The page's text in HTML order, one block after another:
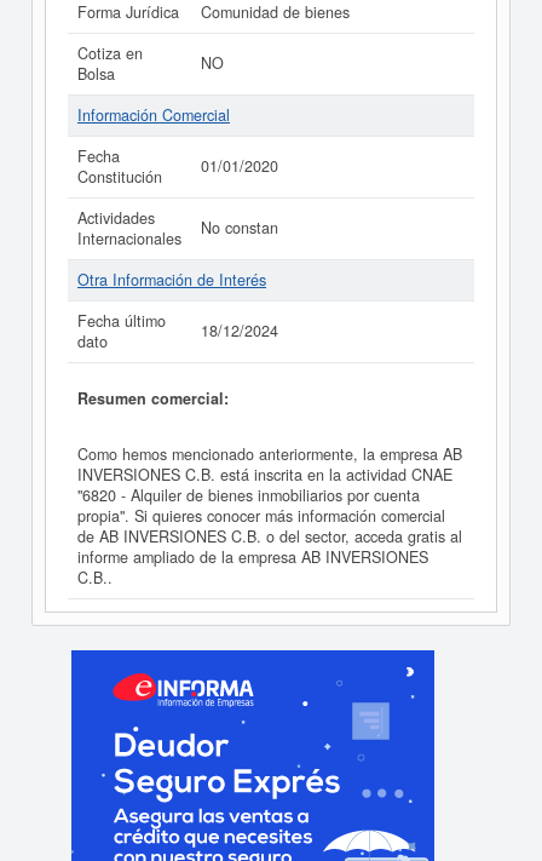
Forma Jurídica
Comunidad de bienes
Cotiza en
Bolsa
NO
Información Comercial
Fecha
Constitución
01/01/2020
Actividades
Internacionales
No constan
Otra Información de Interés
Fecha último
dato
18/12/2024
Resumen comercial:
Como hemos mencionado anteriormente, la empresa AB
INVERSIONES C.B. está inscrita en la actividad CNAE
"6820 - Alquiler de bienes inmobiliarios por cuenta
propia". Si quieres conocer más información comercial
de AB INVERSIONES C.B. o del sector, acceda gratis al
informe ampliado de la empresa AB INVERSIONES
C.B..